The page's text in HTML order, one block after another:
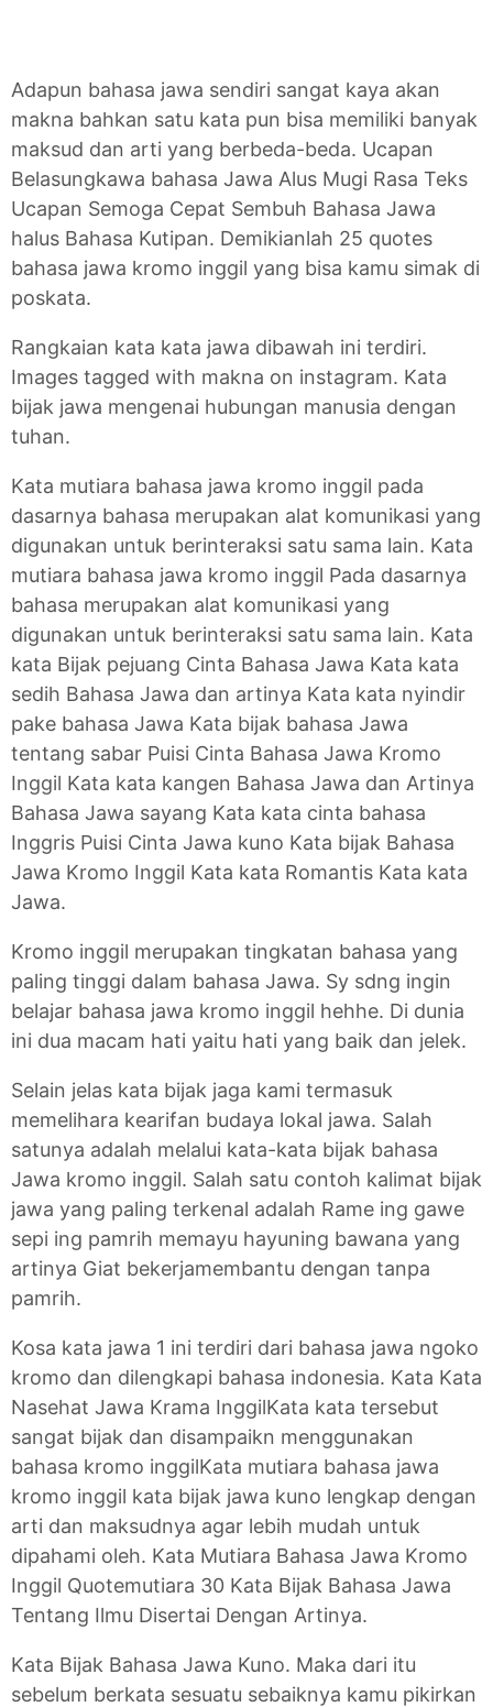
Adapun bahasa jawa sendiri sangat kaya akan
makna bahkan satu kata pun bisa memiliki banyak
maksud dan arti yang berbeda-beda. Ucapan
Belasungkawa bahasa Jawa Alus Mugi Rasa Teks
Ucapan Semoga Cepat Sembuh Bahasa Jawa
halus Bahasa Kutipan. Demikianlah 25 quotes
bahasa jawa kromo inggil yang bisa kamu simak di
poskata.
Rangkaian kata kata jawa dibawah ini terdiri.
Images tagged with makna on instagram. Kata
bijak jawa mengenai hubungan manusia dengan
tuhan.
Kata mutiara bahasa jawa kromo inggil pada
dasarnya bahasa merupakan alat komunikasi yang
digunakan untuk berinteraksi satu sama lain. Kata
mutiara bahasa jawa kromo inggil Pada dasarnya
bahasa merupakan alat komunikasi yang
digunakan untuk berinteraksi satu sama lain. Kata
kata Bijak pejuang Cinta Bahasa Jawa Kata kata
sedih Bahasa Jawa dan artinya Kata kata nyindir
pake bahasa Jawa Kata bijak bahasa Jawa
tentang sabar Puisi Cinta Bahasa Jawa Kromo
Inggil Kata kata kangen Bahasa Jawa dan Artinya
Bahasa Jawa sayang Kata kata cinta bahasa
Inggris Puisi Cinta Jawa kuno Kata bijak Bahasa
Jawa Kromo Inggil Kata kata Romantis Kata kata
Jawa.
Kromo inggil merupakan tingkatan bahasa yang
paling tinggi dalam bahasa Jawa. Sy sdng ingin
belajar bahasa jawa kromo inggil hehhe. Di dunia
ini dua macam hati yaitu hati yang baik dan jelek.
Selain jelas kata bijak jaga kami termasuk
memelihara kearifan budaya lokal jawa. Salah
satunya adalah melalui kata-kata bijak bahasa
Jawa kromo inggil. Salah satu contoh kalimat bijak
jawa yang paling terkenal adalah Rame ing gawe
sepi ing pamrih memayu hayuning bawana yang
artinya Giat bekerjamembantu dengan tanpa
pamrih.
Kosa kata jawa 1 ini terdiri dari bahasa jawa ngoko
kromo dan dilengkapi bahasa indonesia. Kata Kata
Nasehat Jawa Krama InggilKata kata tersebut
sangat bijak dan disampaikn menggunakan
bahasa kromo inggilKata mutiara bahasa jawa
kromo inggil kata bijak jawa kuno lengkap dengan
arti dan maksudnya agar lebih mudah untuk
dipahami oleh. Kata Mutiara Bahasa Jawa Kromo
Inggil Quotemutiara 30 Kata Bijak Bahasa Jawa
Tentang Ilmu Disertai Dengan Artinya.
Kata Bijak Bahasa Jawa Kuno. Maka dari itu
sebelum berkata sesuatu sebaiknya kamu pikirkan